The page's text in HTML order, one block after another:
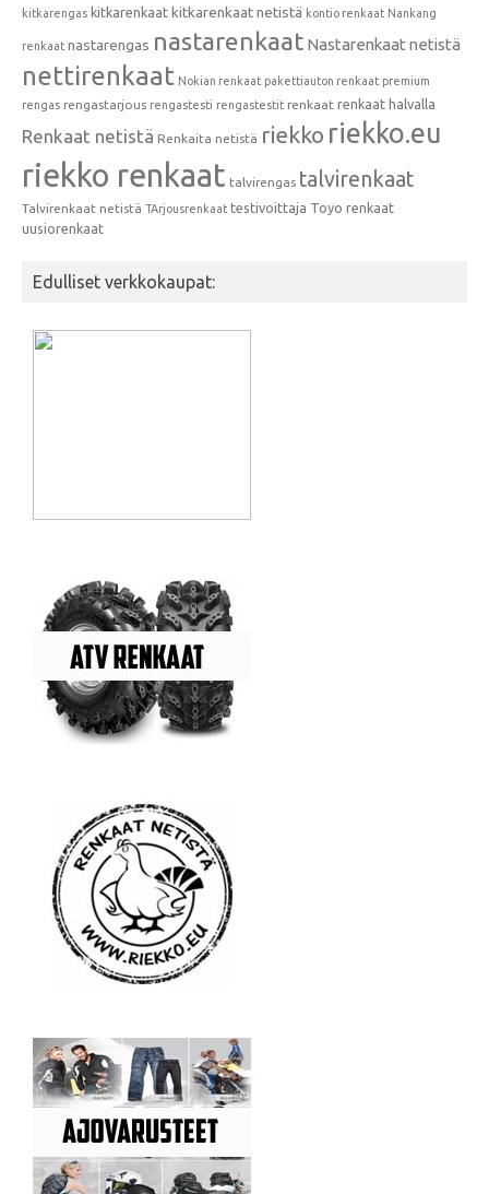
kitkarengas kitkarenkaat kitkarenkaat netistä kontio renkaat Nankang
renkaat nastarengas nastarenkaat Nastarenkaat netistä
nettirenkaat Nokian renkaat pakettiauton renkaat premium
rengas rengastarjous rengastesti rengastestit renkaat renkaat halvalla
Renkaat netistä Renkaita netistä riekko riekko.eu
riekko renkaat talvirengas talvirenkaat
Talvirenkaat netistä TArjousrenkaat testivoittaja Toyo renkaat
uusiorenkaat
Edulliset verkkokaupat: